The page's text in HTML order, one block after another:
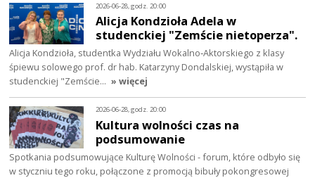
2026-06-28, godz. 20:00
Alicja Kondzioła Adela w
studenckiej "Zemście nietoperza".
Alicja Kondzioła, studentka Wydziału Wokalno‑Aktorskiego z klasy
śpiewu solowego prof. dr hab. Katarzyny Dondalskiej, wystąpiła w
studenckiej "Zemście… » więcej
2026-06-28, godz. 20:00
Kultura wolności czas na
podsumowanie
Spotkania podsumowujące Kulturę Wolności - forum, które odbyło się
w styczniu tego roku, połączone z promocją bibuły pokongresowej